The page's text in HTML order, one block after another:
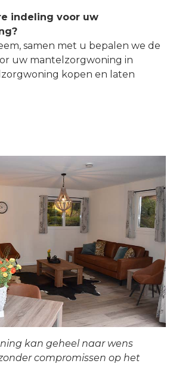
indeling voor uw
samen met u bepalen we de
uw mantelzorgwoning in
kopen en laten
kan geheel naar wens
compromissen op het